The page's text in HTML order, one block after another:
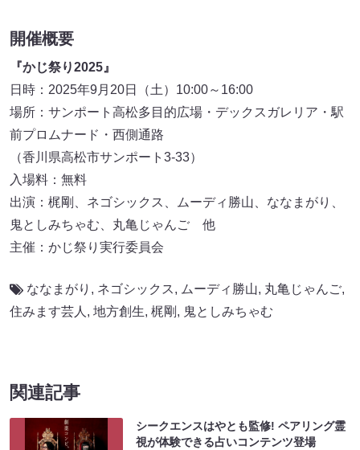
開催概要
『かじ祭り2025』
日時：2025年9月20日（土）10:00～16:00
場所：サンポート高松多目的広場・デックスガレリア・駅
前プロムナード・西側通路
（香川県高松市サンポート3-33）
入場料：無料
出演：梶剛、ネゴシックス、ムーディ勝山、ななまがり、
鬼としみちゃむ、丸亀じゃんご 他
主催：かじ祭り実行委員会
ななまがり , ネゴシックス, ムーディ勝山, 丸亀じゃんご,
住みます芸人 , 地方創生, 梶剛 , 鬼としみちゃむ
関連記事
シークエンスはやとも監修! ペアリング霊
視が体験できる占いコンテンツ登場